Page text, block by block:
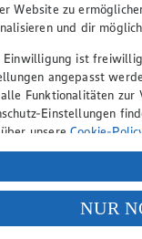
Website zu
und dir
Einwilligung ist
angepasst
Funktionalitäten zur
Einstellungen
unsereCookie-
deiner
du auf „Aktivieren“
deine Daten in den
nach europäischen
NUR